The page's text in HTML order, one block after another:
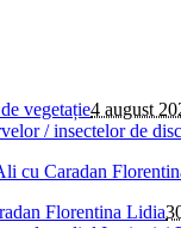
vegetație4 august
/ insectelor de
Florentina Lidia